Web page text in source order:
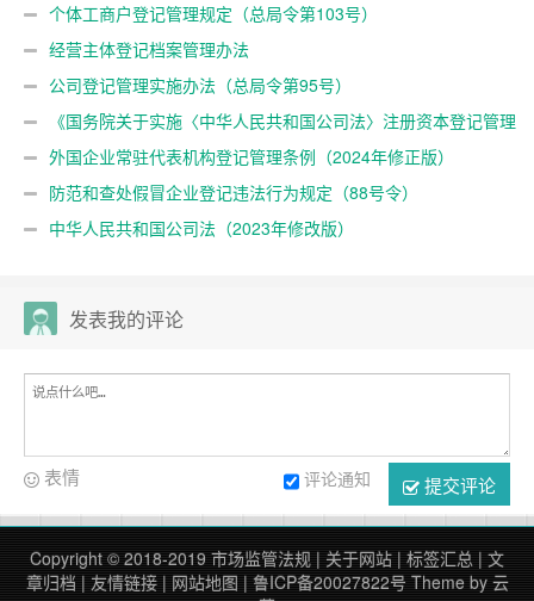
10月10日起施行)
个体工商户登记管理规定（总局令第103号）
经营主体登记档案管理办法
公司登记管理实施办法（总局令第95号）
《国务院关于实施〈中华人民共和国公司法〉注册资本登记管理
制度的规定》（国务院令第784号）
外国企业常驻代表机构登记管理条例（2024年修正版）
防范和查处假冒企业登记违法行为规定（88号令）
中华人民共和国公司法（2023年修改版）
发表我的评论
提交评论
评论通知
表情
Copyright © 2018-2019 市场监管法规 | 关于网站 | 标签汇总 | 文
章归档 | 友情链接| 网站地图 | 鲁ICP备20027822号 Theme by 云